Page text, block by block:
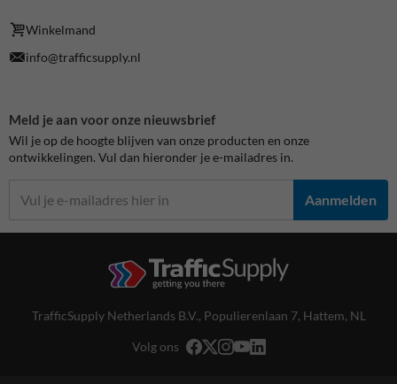
Winkelmand
info@trafficsupply.nl
Meld je aan voor onze nieuwsbrief
Wil je op de hoogte blijven van onze producten en onze
ontwikkelingen. Vul dan hieronder je e-mailadres in.
Aanmelden
TrafficSupply Netherlands B.V., Populierenlaan 7, Hattem, NL
Volg ons